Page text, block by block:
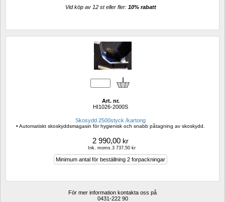
Vid köp av 12 st eller fler: 10% rabatt
Art. nr.
HI1026-2000S
Skosydd 2500styck /kartong
• Automatiskt skoskyddsmagasin för hygienisk och snabb påtagning av skoskydd.
2 990,00 kr
Ink. moms.3 737,50 kr
Minimum antal för beställning 2 forpackningar
För mer information kontakta oss på
0431-222 90